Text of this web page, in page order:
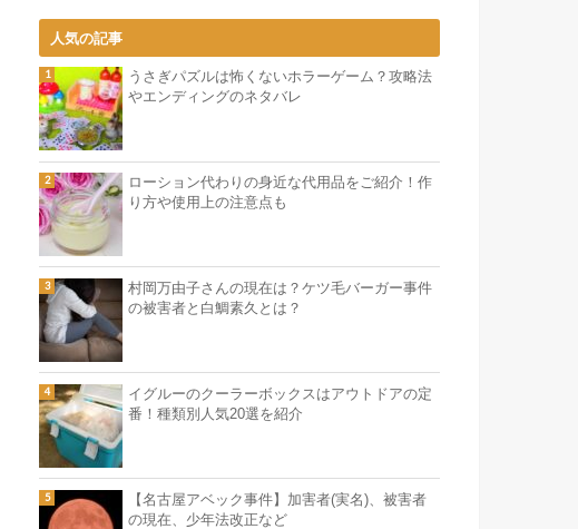
人気の記事
うさぎパズルは怖くないホラーゲーム？攻略法
やエンディングのネタバレ
ローション代わりの身近な代用品をご紹介！作
り方や使用上の注意点も
村岡万由子さんの現在は？ケツ毛バーガー事件
の被害者と白鯛素久とは？
イグルーのクーラーボックスはアウトドアの定
番！種類別人気20選を紹介
【名古屋アベック事件】加害者(実名)、被害者
の現在、少年法改正など